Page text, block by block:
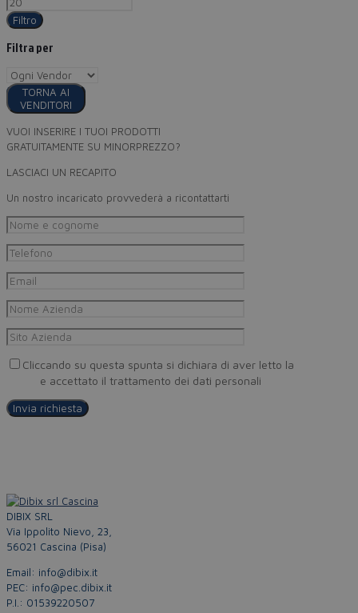
Filtro
Filtra per
TORNA AI
VENDITORI
VUOI INSERIRE I TUOI PRODOTTI
GRATUITAMENTE SU MINORPREZZO?
LASCIACI UN RECAPITO
Un nostro incaricato provvederà a ricontattarti
Cliccando su questa spunta si dichiara di aver letto la
e accettato il trattamento dei dati personali
DIBIX SRL
Via Ippolito Nievo, 23,
56021 Cascina (Pisa)
Email: info@dibix.it
PEC: info@pec.dibix.it
P.I.: 01539220507